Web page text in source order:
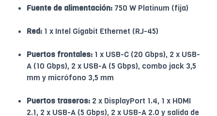
Fuente de alimentación: 750 W Platinum (fija)
Red: 1 x Intel Gigabit Ethernet (RJ-45)
Puertos frontales: 1 x USB-C (20 Gbps), 2 x USB-
A (10 Gbps), 2 x USB-A (5 Gbps), combo jack 3,5
mm y micrófono 3,5 mm
Puertos traseros: 2 x DisplayPort 1.4, 1 x HDMI
2.1, 2 x USB-A (5 Gbps), 2 x USB-A 2.0 y salida de